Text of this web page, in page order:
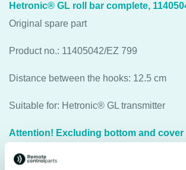
Hetronic® GL roll bar complete,
Original spare part
Product no.: 11405042/EZ 799
Distance between the hooks: 12.5 cm
Suitable for: Hetronic® GL transmitter
Attention! Excluding bottom and cover